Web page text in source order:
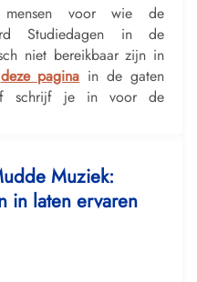
voor wie de
Studiedagen in de
niet bereikbaar zijn in
deze pagina in de gaten
schrijf je in voor de
Muziek:
in laten ervaren